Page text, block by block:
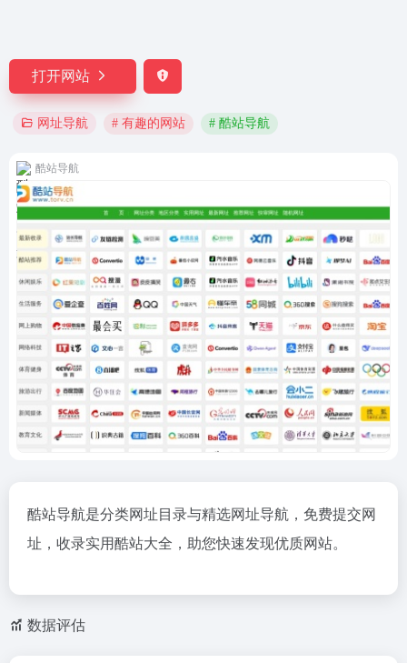
打开网站
网址导航 # 有趣的网站 # 酷站导航
酷站导航
酷站导航是分类网址目录与精选网址导航，免费提交网
址，收录实用酷站大全，助您快速发现优质网站。
数据评估